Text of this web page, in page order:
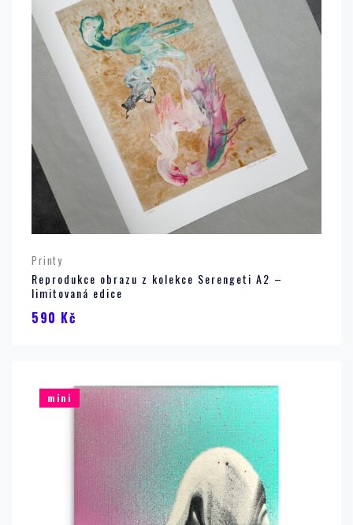
Printy
Reprodukce obrazu z kolekce Serengeti A2 –
limitovaná edice
590 Kč
mini